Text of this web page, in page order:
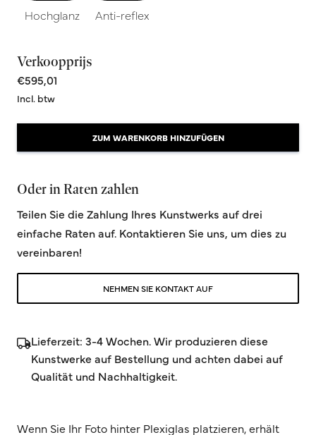
Hochglanz Anti-reflex
Verkoopprijs
€595,01
Incl. btw
ZUM WARENKORB HINZUFÜGEN
Oder in Raten zahlen
Teilen Sie die Zahlung Ihres Kunstwerks auf drei
einfache Raten auf. Kontaktieren Sie uns, um dies zu
vereinbaren!
NEHMEN SIE KONTAKT AUF
Lieferzeit: 3-4 Wochen. Wir produzieren diese
Kunstwerke auf Bestellung und achten dabei auf
Qualität und Nachhaltigkeit.
Wenn Sie Ihr Foto hinter Plexiglas platzieren, erhält